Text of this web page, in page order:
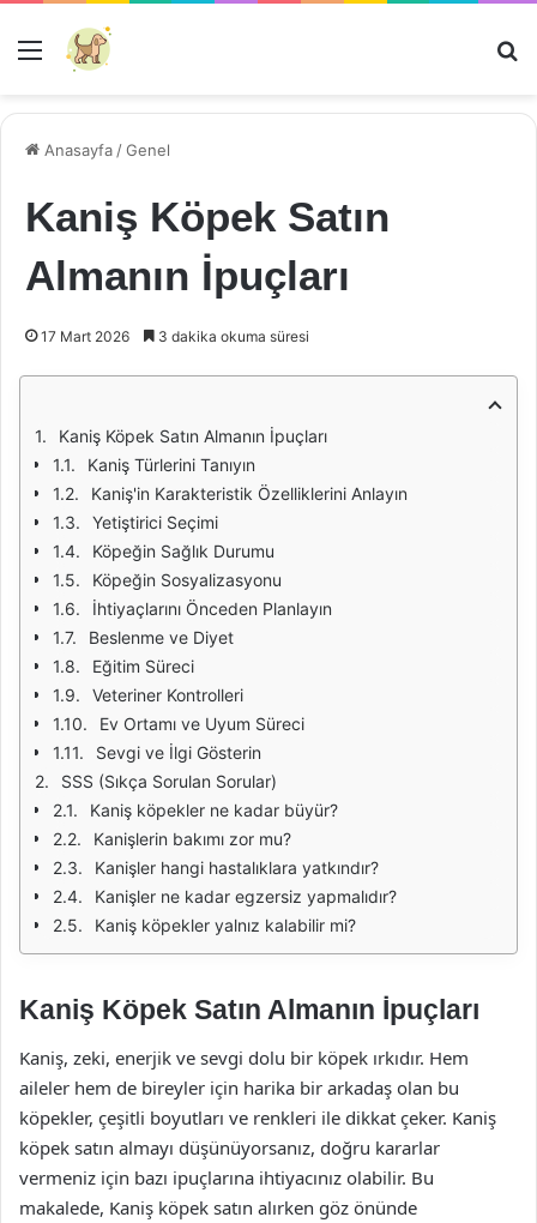
Menü
Anasayfa /Genel
Kaniş Köpek Satın
Almanın İpuçları
17 Mart 2026 3 dakika okuma süresi
Kaniş Köpek Satın Almanın İpuçları
Kaniş Türlerini Tanıyın
Kaniş'in Karakteristik Özelliklerini Anlayın
Yetiştirici Seçimi
Köpeğin Sağlık Durumu
Köpeğin Sosyalizasyonu
İhtiyaçlarını Önceden Planlayın
Beslenme ve Diyet
Eğitim Süreci
Veteriner Kontrolleri
Ev Ortamı ve Uyum Süreci
Sevgi ve İlgi Gösterin
SSS (Sıkça Sorulan Sorular)
Kaniş köpekler ne kadar büyür?
Kanişlerin bakımı zor mu?
Kanişler hangi hastalıklara yatkındır?
Kanişler ne kadar egzersiz yapmalıdır?
Kaniş köpekler yalnız kalabilir mi?
Kaniş Köpek Satın Almanın İpuçları
Kaniş, zeki, enerjik ve sevgi dolu bir köpek ırkıdır. Hem
aileler hem de bireyler için harika bir arkadaş olan bu
köpekler, çeşitli boyutları ve renkleri ile dikkat çeker. Kaniş
köpek satın almayı düşünüyorsanız, doğru kararlar
vermeniz için bazı ipuçlarına ihtiyacınız olabilir. Bu
makalede, Kaniş köpek satın alırken göz önünde